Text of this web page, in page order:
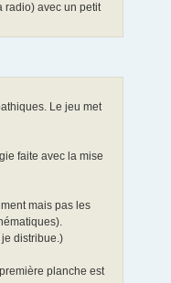
radio) avec un petit
Le jeu met
faite avec la mise
mais pas les
distribue.)
planche est